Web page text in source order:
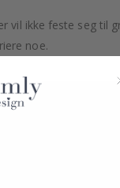
vil ikke feste seg til
noe.